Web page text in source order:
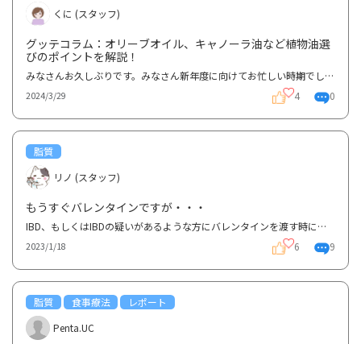
くに (スタッフ)
グッテコラム：オリーブオイル、キャノーラ油など植物油選
びのポイントを解説！
みなさんお久しぶりです。みなさん新年度に向けてお忙しい時期でしょうか。私は最近引っ越しをしました...
2024/3/29 4 0
脂質
リノ (スタッフ)
もうすぐバレンタインですが・・・
IBD、もしくはIBDの疑いがあるような方にバレンタインを渡す時に、チョコレートは脂質が気になりますし...
2023/1/18 6 9
脂質 食事療法
レポート
Penta.UC